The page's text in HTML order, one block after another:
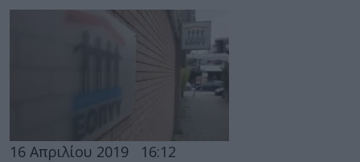
16 Απριλίου 2019 16:12